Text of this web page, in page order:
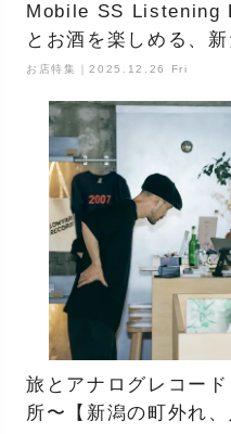
Mobile SS Listening
とお酒を楽しめる、
お店特集｜2025.12.26 Fri
旅とアナログレコー
所〜【新潟の町外れ